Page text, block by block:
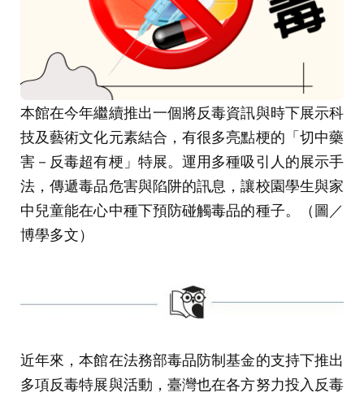
本館在今年繼續推出一個將反毒資訊與時下展示科
技及藝術文化元素結合，有很多亮點梗的「切中藥
害－反毒超有梗」特展。運用多種吸引人的展示手
法，傳遞毒品危害與陷阱的訊息，讓校園學生與家
中兒童能在心中種下預防碰觸毒品的種子。（圖／
博學多文）
近年來，本館在法務部毒品防制基金的支持下推出
多項反毒特展與活動，臺灣也在各方努力投入反毒